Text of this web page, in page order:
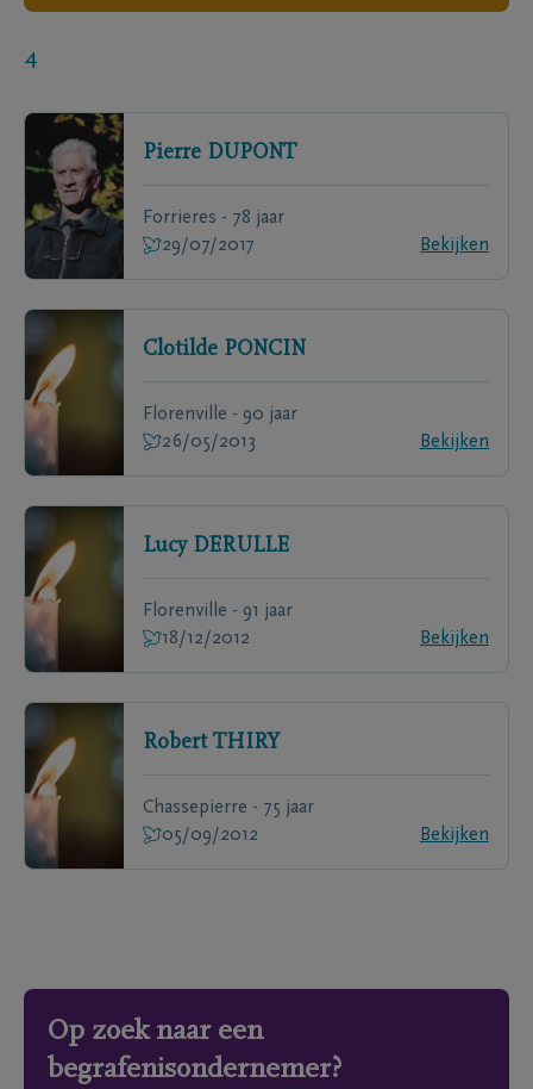
4
Pierre DUPONT
Forrieres - 78 jaar
29/07/2017
Bekijken
Clotilde PONCIN
Florenville - 90 jaar
26/05/2013
Bekijken
Lucy DERULLE
Florenville - 91 jaar
18/12/2012
Bekijken
Robert THIRY
Chassepierre - 75 jaar
05/09/2012
Bekijken
Op zoek naar een
begrafenisondernemer?